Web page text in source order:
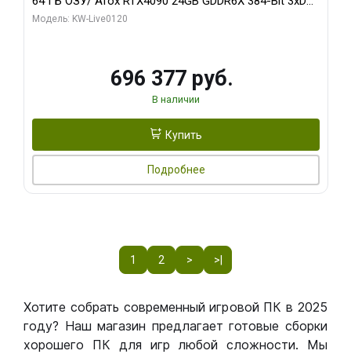
HDMI ATX Turbo/ 1 ТБ SSD)
Модель: KW-Live0120
696 377 руб.
В наличии
Купить
Подробнее
1 2 > >|
Хотите собрать современный игровой ПК в 2025
году? Наш магазин предлагает готовые сборки
хорошего ПК для игр любой сложности. Мы